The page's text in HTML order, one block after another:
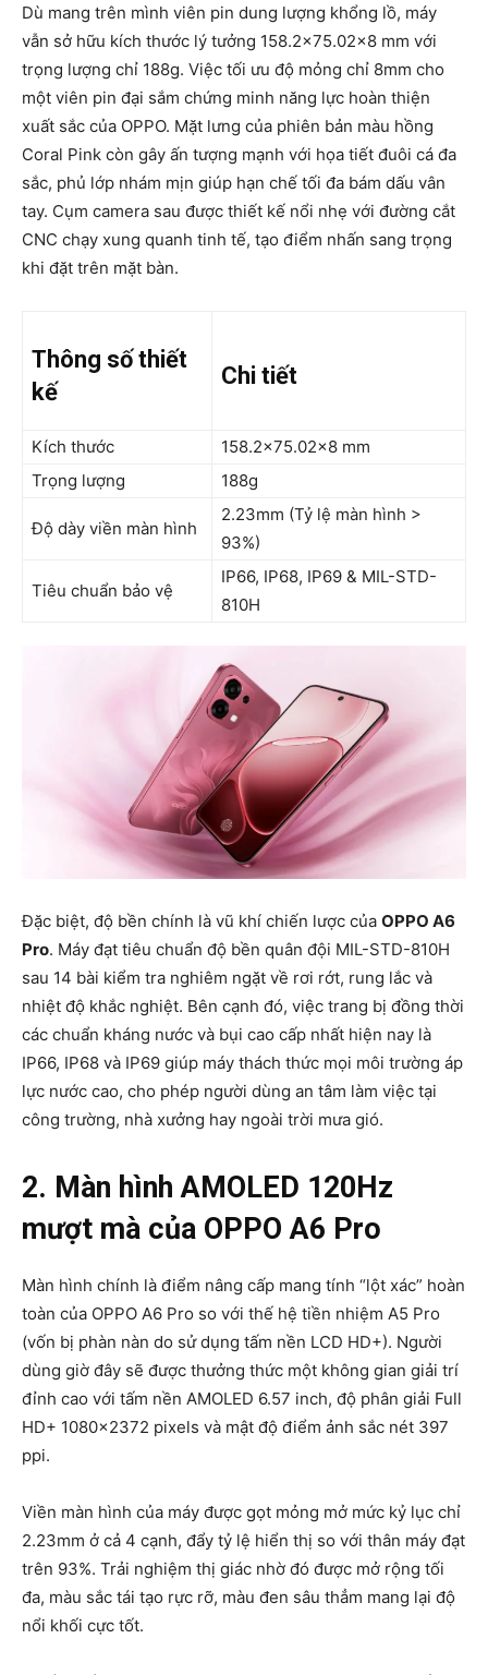
Dù mang trên mình viên pin dung lượng khổng lồ, máy
vẫn sở hữu kích thước lý tưởng 158.2×75.02×8 mm với
trọng lượng chỉ 188g. Việc tối ưu độ mỏng chỉ 8mm cho
một viên pin đại sắm chứng minh năng lực hoàn thiện
xuất sắc của OPPO. Mặt lưng của phiên bản màu hồng
Coral Pink còn gây ấn tượng mạnh với họa tiết đuôi cá đa
sắc, phủ lớp nhám mịn giúp hạn chế tối đa bám dấu vân
tay. Cụm camera sau được thiết kế nổi nhẹ với đường cắt
CNC chạy xung quanh tinh tế, tạo điểm nhấn sang trọng
khi đặt trên mặt bàn.
Thông số thiết
kế
Chi tiết
Kích thước
158.2×75.02×8 mm
Trọng lượng
188g
Độ dày viền màn hình
2.23mm (Tỷ lệ màn hình >
93%)
Tiêu chuẩn bảo vệ
IP66, IP68, IP69 & MIL-STD-
810H
Đặc biệt, độ bền chính là vũ khí chiến lược của OPPO A6
Pro. Máy đạt tiêu chuẩn độ bền quân đội MIL-STD-810H
sau 14 bài kiểm tra nghiêm ngặt về rơi rớt, rung lắc và
nhiệt độ khắc nghiệt. Bên cạnh đó, việc trang bị đồng thời
các chuẩn kháng nước và bụi cao cấp nhất hiện nay là
IP66, IP68 và IP69 giúp máy thách thức mọi môi trường áp
lực nước cao, cho phép người dùng an tâm làm việc tại
công trường, nhà xưởng hay ngoài trời mưa gió.
2. Màn hình AMOLED 120Hz
mượt mà của OPPO A6 Pro
Màn hình chính là điểm nâng cấp mang tính “lột xác” hoàn
toàn của OPPO A6 Pro so với thế hệ tiền nhiệm A5 Pro
(vốn bị phàn nàn do sử dụng tấm nền LCD HD+). Người
dùng giờ đây sẽ được thưởng thức một không gian giải trí
đỉnh cao với tấm nền AMOLED 6.57 inch, độ phân giải Full
HD+ 1080×2372 pixels và mật độ điểm ảnh sắc nét 397
ppi.
Viền màn hình của máy được gọt mỏng mở mức kỷ lục chỉ
2.23mm ở cả 4 cạnh, đẩy tỷ lệ hiển thị so với thân máy đạt
trên 93%. Trải nghiệm thị giác nhờ đó được mở rộng tối
đa, màu sắc tái tạo rực rỡ, màu đen sâu thẳm mang lại độ
nổi khối cực tốt.